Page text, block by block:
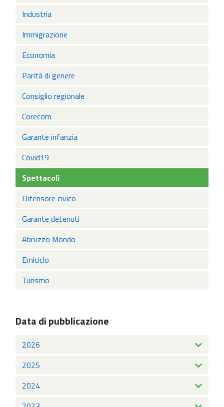
Industria
Immigrazione
Economia
Parità di genere
Consiglio regionale
Corecom
Garante infanzia
Covid19
Spettacoli
Difensore civico
Garante detenuti
Abruzzo Mondo
Emiciclo
Turismo
Data di pubblicazione
2026
2025
2024